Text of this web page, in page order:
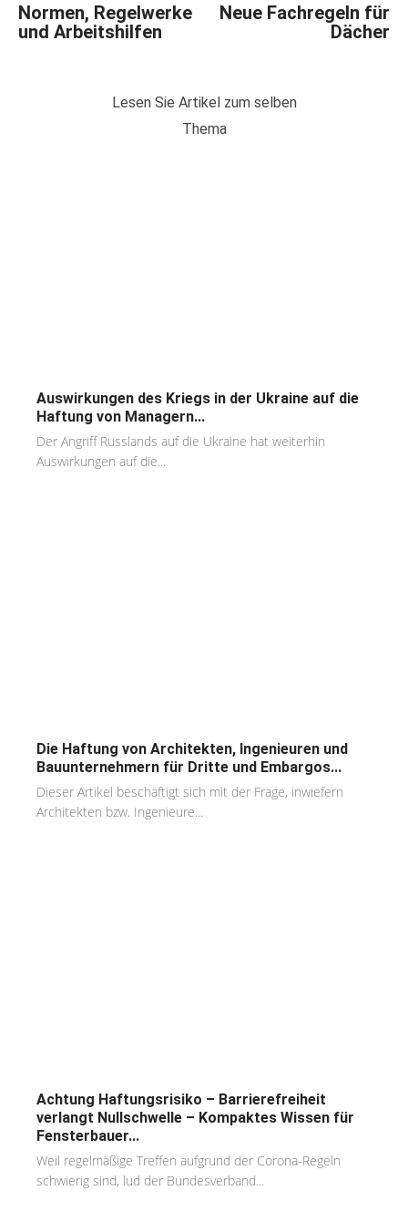
Normen, Regelwerke
und Arbeitshilfen
Neue Fachregeln für
Dächer
Lesen Sie Artikel zum selben
Thema
Auswirkungen des Kriegs in der Ukraine auf die
Haftung von Managern...
Der Angriff Russlands auf die Ukraine hat weiterhin
Auswirkungen auf die...
Die Haftung von Architekten, Ingenieuren und
Bauunternehmern für Dritte und Embargos...
Dieser Artikel beschäftigt sich mit der Frage, inwiefern
Architekten bzw. Ingenieure...
Achtung Haftungsrisiko – Barrierefreiheit
verlangt Nullschwelle – Kompaktes Wissen für
Fensterbauer...
Weil regelmäßige Treffen aufgrund der Corona-Regeln
schwierig sind, lud der Bundesverband...